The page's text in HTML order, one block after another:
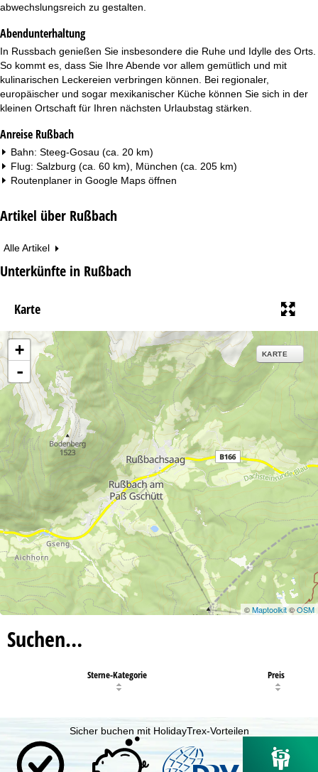
abwechslungsreich zu gestalten.
Abendunterhaltung
In Russbach genießen Sie insbesondere die Ruhe und Idylle des Orts.
So kommt es, dass Sie Ihre Abende vor allem gemütlich und mit
kulinarischen Leckereien verbringen können. Bei regionaler,
europäischer und sogar mexikanischer Küche können Sie sich in der
kleinen Ortschaft für Ihren nächsten Urlaubstag stärken.
Anreise Rußbach
Bahn: Steeg-Gosau (ca. 20 km)
Flug: Salzburg (ca. 60 km), München (ca. 205 km)
Routenplaner in Google Maps öffnen
Artikel über Rußbach
Alle Artikel
Unterkünfte in Rußbach
Karte
+
-
KARTE
©Maptoolkit©OSM
Suchen…
Sterne-Kategorie Preis
Sicher buchen mit HolidayTrex-Vorteilen